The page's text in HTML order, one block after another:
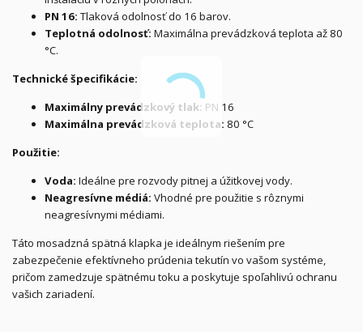
PN 16: Tlaková odolnosť do 16 barov.
Teplotná odolnosť: Maximálna prevádzková teplota až 80
°C.
Technické špecifikácie:
Maximálny prevádzkový tlak: PN 16
Maximálna prevádzková teplota: 80 °C
Použitie:
Voda: Ideálne pre rozvody pitnej a úžitkovej vody.
Neagresívne médiá: Vhodné pre použitie s rôznymi
neagresívnymi médiami.
Táto mosadzná spätná klapka je ideálnym riešením pre
zabezpečenie efektívneho prúdenia tekutín vo vašom systéme,
pričom zamedzuje spätnému toku a poskytuje spoľahlivú ochranu
vašich zariadení.